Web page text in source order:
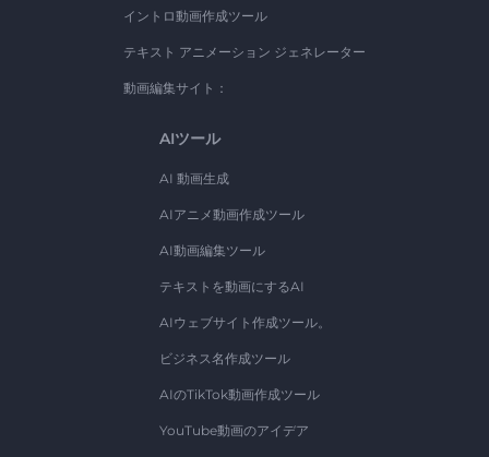
イントロ動画作成ツール
テキスト アニメーション ジェネレーター
動画編集サイト：
AIツール
AI 動画生成
AIアニメ動画作成ツール
AI動画編集ツール
テキストを動画にするAI
AIウェブサイト作成ツール。
ビジネス名作成ツール
AIのTikTok動画作成ツール
YouTube動画のアイデア